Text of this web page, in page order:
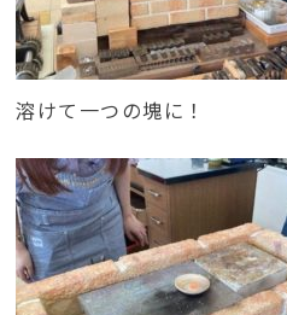
溶けて一つの塊に！